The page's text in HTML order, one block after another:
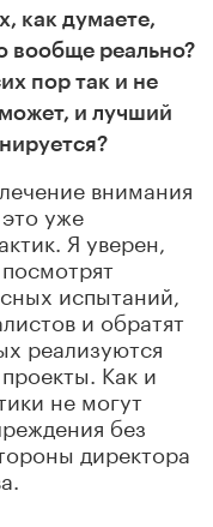
как думаете,
вообще реально?
пор так и не
и лучший
внимания
уже
Я уверен,
испытаний,
и обратят
реализуются
Как и
не могут
без
директора